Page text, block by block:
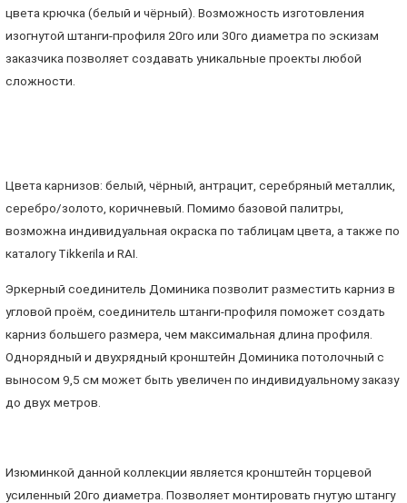
цвета крючка (белый и чёрный). Возможность изготовления
изогнутой штанги-профиля 20го или 30го диаметра по эскизам
заказчика позволяет создавать уникальные проекты любой
сложности.
Цвета карнизов: белый, чёрный, антрацит, серебряный металлик,
серебро/золото, коричневый. Помимо базовой палитры,
возможна индивидуальная окраска по таблицам цвета, а также по
каталогу Tikkerila и RAI.
Эркерный соединитель Доминика позволит разместить карниз в
угловой проём, соединитель штанги-профиля поможет создать
карниз большего размера, чем максимальная длина профиля.
Однорядный и двухрядный кронштейн Доминика потолочный с
выносом 9,5 см может быть увеличен по индивидуальному заказу
до двух метров.
Изюминкой данной коллекции является кронштейн торцевой
усиленный 20го диаметра. Позволяет монтировать гнутую штангу